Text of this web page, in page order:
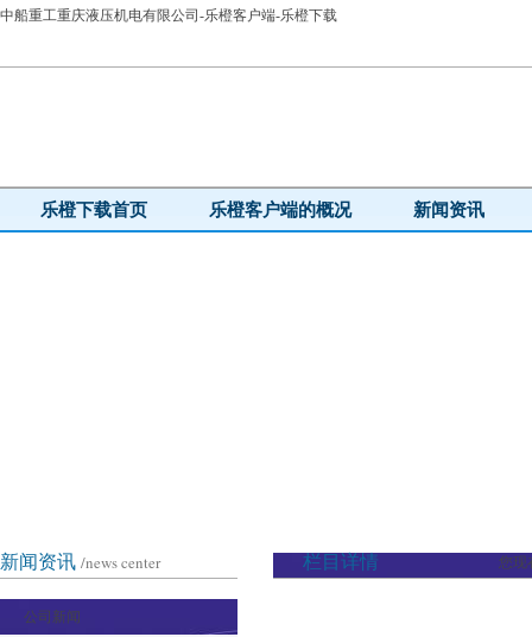
中船重工重庆液压机电有限公司-乐橙客户端-乐橙下载
乐橙下载首页 乐橙客户端的概况 新闻资讯
新闻资讯 /news center
公司新闻
您现
栏目详情